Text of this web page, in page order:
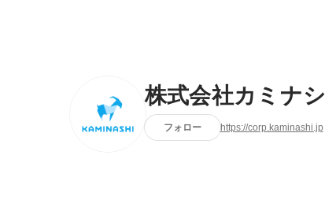
株式会社カミナシ
フォロー https://corp.kaminashi.jp